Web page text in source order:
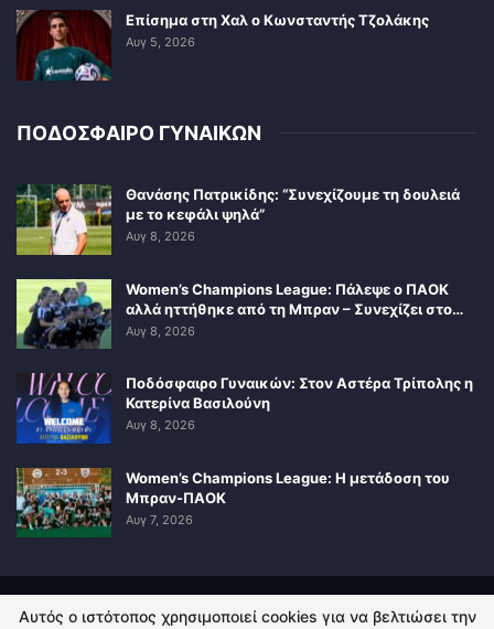
Επίσημα στη Χαλ ο Κωνσταντής Τζολάκης
Αυγ 5, 2026
ΠΟΔΟΣΦΑΙΡΟ ΓΥΝΑΙΚΩΝ
Θανάσης Πατρικίδης: “Συνεχίζουμε τη δουλειά
με το κεφάλι ψηλά”
Αυγ 8, 2026
Women’s Champions League: Πάλεψε ο ΠΑΟΚ
αλλά ηττήθηκε από τη Μπραν – Συνεχίζει στο…
Αυγ 8, 2026
Ποδόσφαιρο Γυναικών: Στον Αστέρα Τρίπολης η
Κατερίνα Βασιλούνη
Αυγ 8, 2026
Women’s Champions League: Η μετάδοση του
Μπραν-ΠΑΟΚ
Αυγ 7, 2026
Αυτός ο ιστότοπος χρησιμοποιεί cookies για να βελτιώσει την